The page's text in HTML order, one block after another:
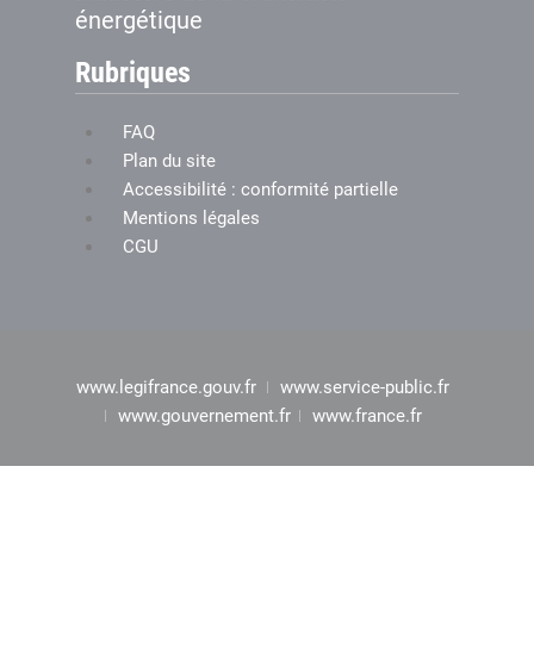
énergétique
Rubriques
FAQ
Plan du site
Accessibilité : conformité partielle
Mentions légales
CGU
www.legifrance.gouv.fr
www.service-public.fr
www.gouvernement.fr
www.france.fr